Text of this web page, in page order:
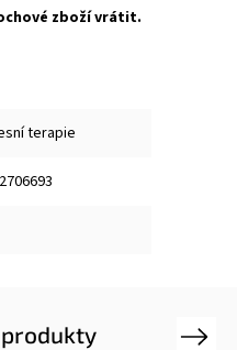
zboží vrátit.
terapie
Next